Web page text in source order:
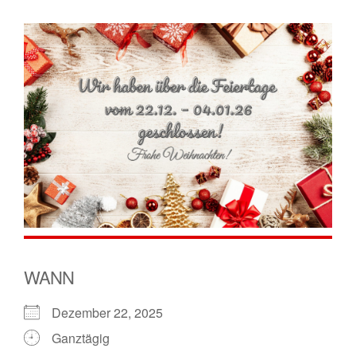
WANN
Dezember 22, 2025
Ganztägig